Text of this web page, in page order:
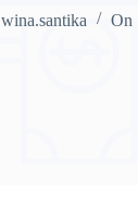
wina.santika On